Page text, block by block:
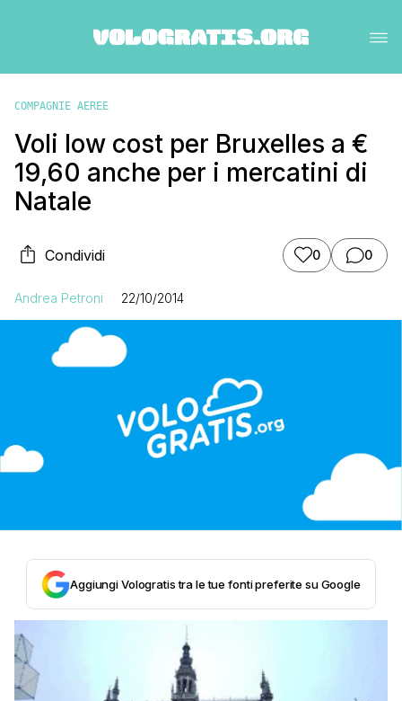
COMPAGNIE AEREE
Voli low cost per Bruxelles a €
19,60 anche per i mercatini di
Natale
Condividi 0 0
Andrea Petroni 22/10/2014
Aggiungi Vologratis tra le tue fonti preferite su Google